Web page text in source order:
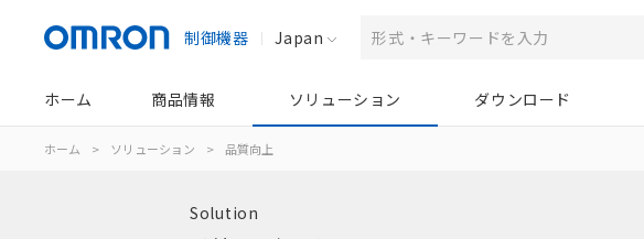
制御機器 Japan
ホーム 商品情報 ソリューション ダウンロード
ホーム > ソリューション > 品質向上
Solution